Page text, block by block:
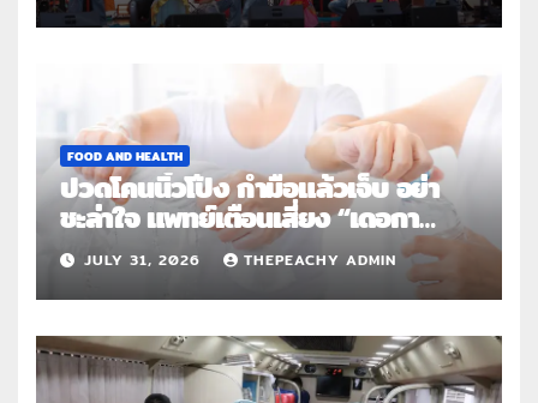
FOOD AND HEALTH
ปวดโคนนิ้วโป้ง กำมือแล้วเจ็บ อย่า
ชะล่าใจ แพทย์เตือนเสี่ยง “เดอกา
แวง” โรคปลอกหุ้มเอ็นอักเสบจากการ
ใช้งานซ้ำ
JULY 31, 2026 THEPEACHY ADMIN